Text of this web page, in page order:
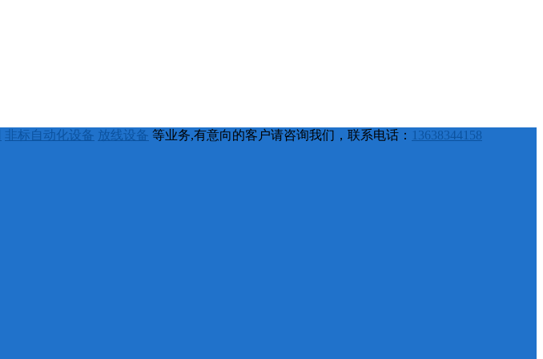
非标自动化设备 放线设备 等业务,有意向的客户请咨询我们，联系电话： 13638344158